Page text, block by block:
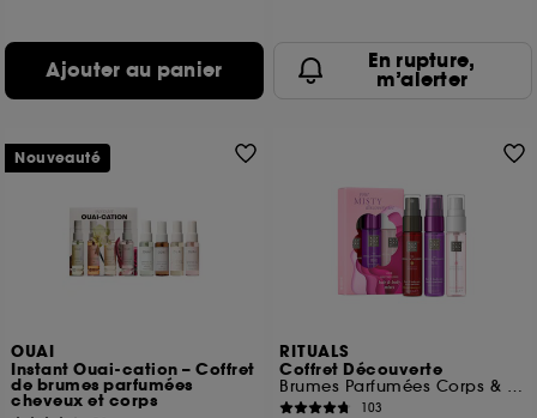
Ajouter au panier En rupture,
m’alerter
OUAI
Instant Ouai-cation – Coffret
de brumes parfumées
cheveux et corps
Nouveauté
RITUALS
Coffret Découverte
Brumes Parfumées Corps & Cheveux
103